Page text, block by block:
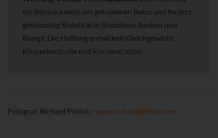
die Beinrückseite des gehobenen Beins und fordert
gleichzeitig Stabilität in Standbein, Becken und
Rumpf. Die Haltung entwickelt Gleichgewicht,
Körperkontrolle und Konzentration.
Fotograf: Richard Pilnick - www.richardpilnick.com